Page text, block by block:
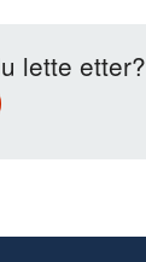
lette etter?